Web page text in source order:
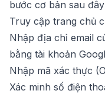
bước cơ bản sau
Truy cập trang chủ
Nhập địa chỉ email
bằng tài khoản
Nhập mã xác thực
Xác minh số điện